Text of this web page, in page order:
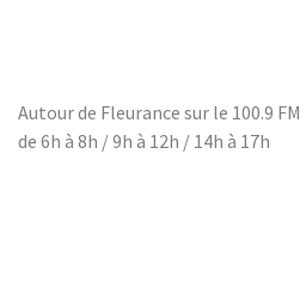
Autour de Fleurance sur le 100.9 FM
de 6h à 8h / 9h à 12h / 14h à 17h